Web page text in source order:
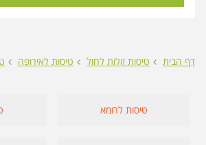
דף הבית טיסות זולות לחול טיסות לאירופה
טיסות לרומא